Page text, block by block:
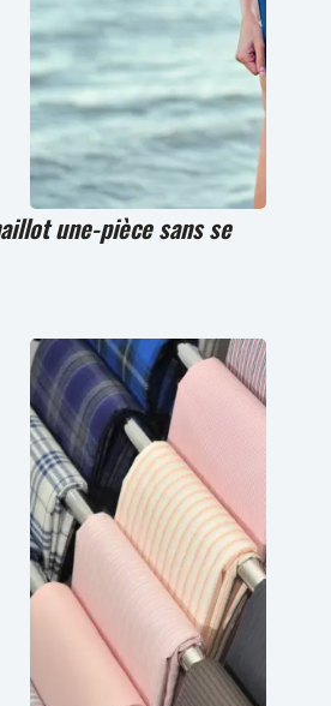
une-pièce sans se